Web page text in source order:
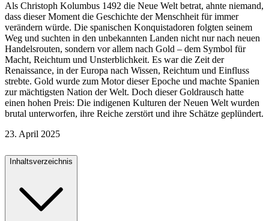
Als Christoph Kolumbus 1492 die Neue Welt betrat, ahnte niemand,
dass dieser Moment die Geschichte der Menschheit für immer
verändern würde. Die spanischen Konquistadoren folgten seinem
Weg und suchten in den unbekannten Landen nicht nur nach neuen
Handelsrouten, sondern vor allem nach Gold – dem Symbol für
Macht, Reichtum und Unsterblichkeit. Es war die Zeit der
Renaissance, in der Europa nach Wissen, Reichtum und Einfluss
strebte. Gold wurde zum Motor dieser Epoche und machte Spanien
zur mächtigsten Nation der Welt. Doch dieser Goldrausch hatte
einen hohen Preis: Die indigenen Kulturen der Neuen Welt wurden
brutal unterworfen, ihre Reiche zerstört und ihre Schätze geplündert.
23. April 2025
Inhaltsverzeichnis